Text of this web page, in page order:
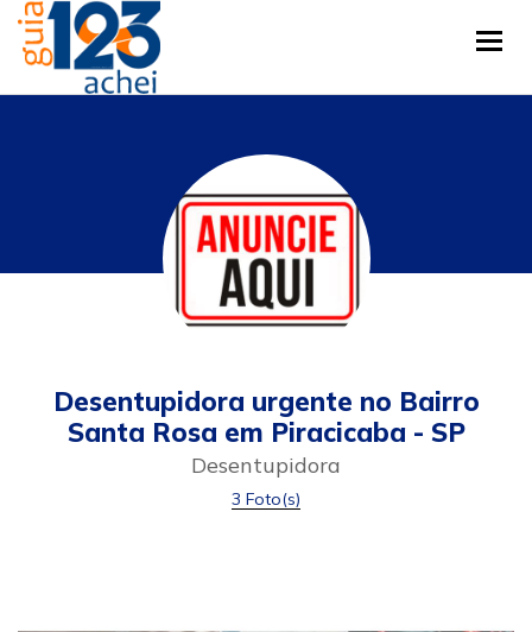
Desentupidora urgente no Bairro
Santa Rosa em Piracicaba - SP
Desentupidora
3 Foto(s)